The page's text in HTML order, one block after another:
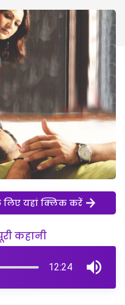
लिए यहां क्लिक करें
कहानी
12:24